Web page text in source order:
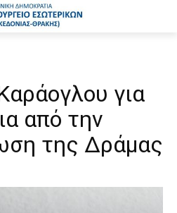
για
από την
της Δράμας